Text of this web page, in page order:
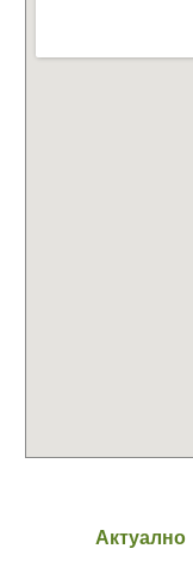
Актуално